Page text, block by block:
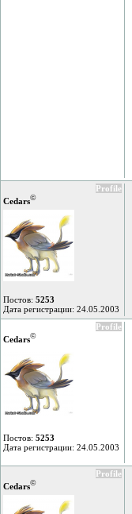
Profile
Cedars©
Постов: 5253
Дата регистрации: 24.05.2003
Profile
Cedars©
Постов: 5253
Дата регистрации: 24.05.2003
Profile
Cedars©